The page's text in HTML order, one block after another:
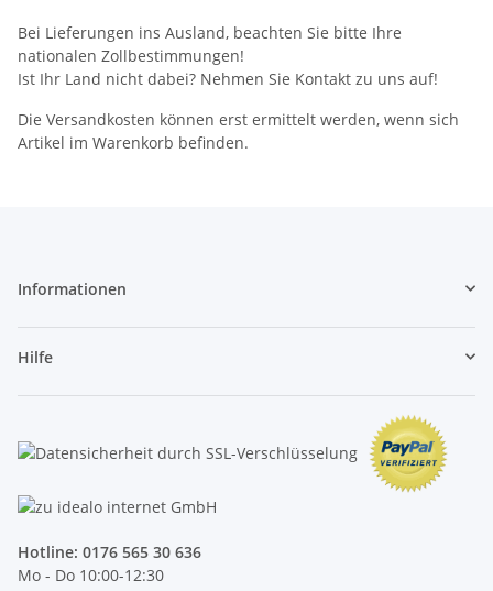
Bei Lieferungen ins Ausland, beachten Sie bitte Ihre
nationalen Zollbestimmungen!
Ist Ihr Land nicht dabei? Nehmen Sie Kontakt zu uns auf!
Die Versandkosten können erst ermittelt werden, wenn sich
Artikel im Warenkorb befinden.
Informationen
Hilfe
Hotline: 0176 565 30 636
Mo - Do 10:00-12:30